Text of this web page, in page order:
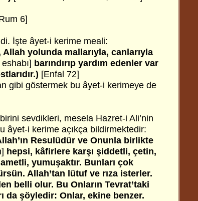
6]
İşte âyet-i kerime meali:
yolunda mallarıyla, canlarıyla
barındırıp yardım edenler var
[Enfal 72]
gibi göstermek bu âyet-i kerimeye de
sevdikleri, mesela Hazret-i Ali’nin
âyet-i kerime açıkça bildirmektedir:
Resulüdür ve Onunla birlikte
hepsi, kâfirlere karşı şiddetli, çetin,
yumuşaktır. Bunları çok
Allah’tan lütuf ve rıza isterler.
belli olur. Bu Onların Tevrat’taki
da şöyledir: Onlar, ekine benzer.